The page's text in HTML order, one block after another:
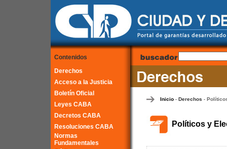
Contenidos
Derechos
Acceso a la Justicia
Boletín Oficial
Leyes CABA
Decretos CABA
Resoluciones CABA
Normas
Fundamentales
Inicio- Derechos -
Políticos y